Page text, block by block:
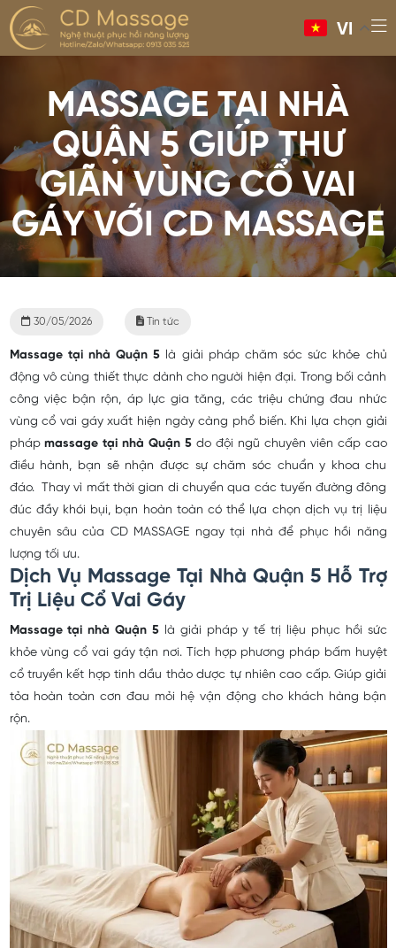
VI
MASSAGE TẠI NHÀ
QUẬN 5 GIÚP THƯ
GIÃN VÙNG CỔ VAI
GÁY VỚI CD MASSAGE
30/05/2026 Tin tức
Massage tại nhà Quận 5 là giải pháp chăm sóc sức khỏe chủ
động vô cùng thiết thực dành cho người hiện đại. Trong bối cảnh
công việc bận rộn, áp lực gia tăng, các triệu chứng đau nhức
vùng cổ vai gáy xuất hiện ngày càng phổ biến. Khi lựa chọn giải
phápmassage tại nhà Quận 5 do đội ngũ chuyên viên cấp cao
điều hành, bạn sẽ nhận được sự chăm sóc chuẩn y khoa chu
đáo. Thay vì mất thời gian di chuyển qua các tuyến đường đông
đúc đầy khói bụi, bạn hoàn toàn có thể lựa chọn dịch vụ trị liệu
chuyên sâu của CD MASSAGE ngay tại nhà để phục hồi năng
lượng tối ưu.
Dịch Vụ Massage Tại Nhà Quận 5 Hỗ Trợ
Trị Liệu Cổ Vai Gáy
Massage tại nhà Quận 5là giải pháp y tế trị liệu phục hồi sức
khỏe vùng cổ vai gáy tận nơi. Tích hợp phương pháp bấm huyệt
cổ truyền kết hợp tinh dầu thảo dược tự nhiên cao cấp. Giúp giải
tỏa hoàn toàn cơn đau mỏi hệ vận động cho khách hàng bận
rộn.